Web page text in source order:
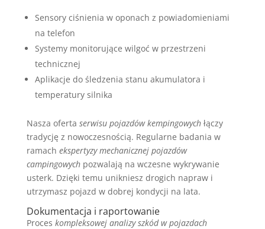
Sensory ciśnienia w oponach z powiadomieniami
na telefon
Systemy monitorujące wilgoć w przestrzeni
technicznej
Aplikacje do śledzenia stanu akumulatora i
temperatury silnika
Nasza oferta serwisu pojazdów kempingowychłączy
tradycję z nowoczesnością. Regularne badania w
ramach ekspertyzy mechanicznej pojazdów
campingowychpozwalają na wczesne wykrywanie
usterk. Dzięki temu unikniesz drogich napraw i
utrzymasz pojazd w dobrej kondycji na lata.
Dokumentacja i raportowanie
Proces kompleksowej analizy szkód w pojazdach